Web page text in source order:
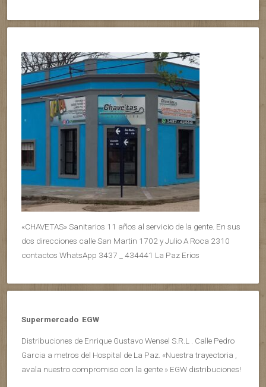
«CHAVETAS» Sanitarios 11 años al servicio de la gente. En sus
dos direcciones calle San Martin 1702 y Julio A Roca 2310
contactos WhatsApp 3437 _ 434441 La Paz Erios
Supermercado EGW
Distribuciones de Enrique Gustavo Wensel S.R.L . Calle Pedro
Garcia a metros del Hospital de La Paz. «Nuestra trayectoria ,
avala nuestro compromiso con la gente » EGW distribuciones!